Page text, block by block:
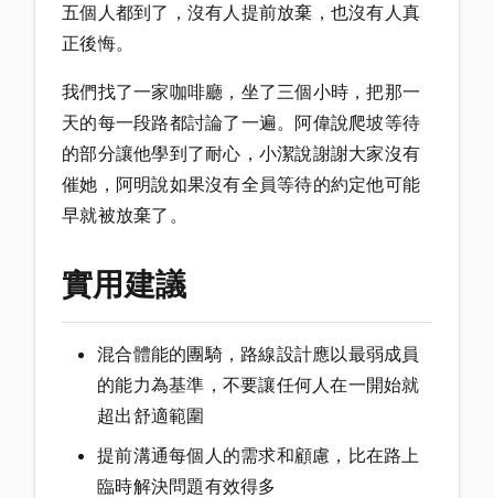
五個人都到了，沒有人提前放棄，也沒有人真
正後悔。
我們找了一家咖啡廳，坐了三個小時，把那一
天的每一段路都討論了一遍。阿偉說爬坡等待
的部分讓他學到了耐心，小潔說謝謝大家沒有
催她，阿明說如果沒有全員等待的約定他可能
早就被放棄了。
實用建議
混合體能的團騎，路線設計應以最弱成員
的能力為基準，不要讓任何人在一開始就
超出舒適範圍
提前溝通每個人的需求和顧慮，比在路上
臨時解決問題有效得多